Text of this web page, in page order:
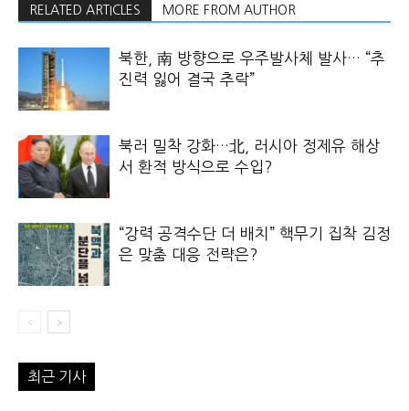
RELATED ARTICLES MORE FROM AUTHOR
북한, 南 방향으로 우주발사체 발사… “추
진력 잃어 결국 추락”
북러 밀착 강화…北, 러시아 정제유 해상
서 환적 방식으로 수입?
“강력 공격수단 더 배치” 핵무기 집착 김정
은 맞춤 대응 전략은?
최근 기사